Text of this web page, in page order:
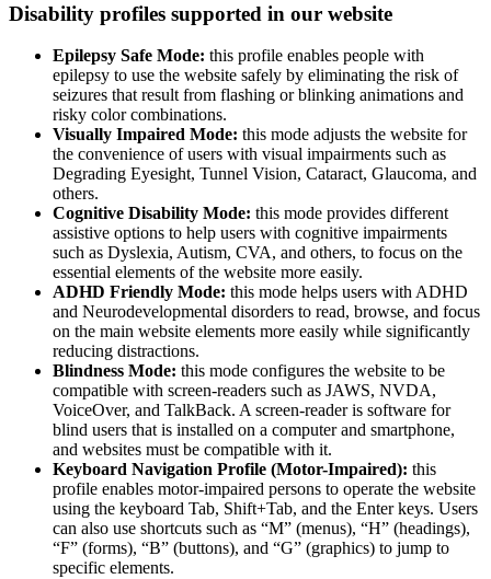
Disability profiles supported in our website
Epilepsy Safe Mode: this profile enables people with
epilepsy to use the website safely by eliminating the risk of
seizures that result from flashing or blinking animations and
risky color combinations.
Visually Impaired Mode: this mode adjusts the website for
the convenience of users with visual impairments such as
Degrading Eyesight, Tunnel Vision, Cataract, Glaucoma, and
others.
Cognitive Disability Mode: this mode provides different
assistive options to help users with cognitive impairments
such as Dyslexia, Autism, CVA, and others, to focus on the
essential elements of the website more easily.
ADHD Friendly Mode: this mode helps users with ADHD
and Neurodevelopmental disorders to read, browse, and focus
on the main website elements more easily while significantly
reducing distractions.
Blindness Mode: this mode configures the website to be
compatible with screen-readers such as JAWS, NVDA,
VoiceOver, and TalkBack. A screen-reader is software for
blind users that is installed on a computer and smartphone,
and websites must be compatible with it.
Keyboard Navigation Profile (Motor-Impaired): this
profile enables motor-impaired persons to operate the website
using the keyboard Tab, Shift+Tab, and the Enter keys. Users
can also use shortcuts such as “M” (menus), “H” (headings),
“F” (forms), “B” (buttons), and “G” (graphics) to jump to
specific elements.